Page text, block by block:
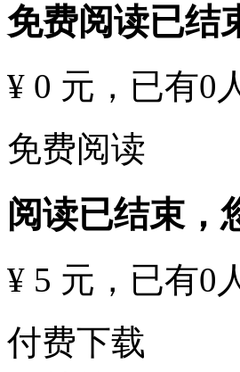
免费阅读已结
¥ 0 元 ，已有0
免费阅读
阅读已结束，
¥ 5 元 ，已有0
付费下载